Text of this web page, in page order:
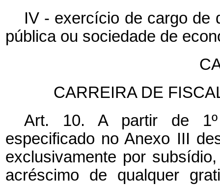
IV - exercício de cargo de
pública ou sociedade de
CARREIRA DE
Art. 10. A partir de
especificado no Anexo III
exclusivamente por
acréscimo de qualquer